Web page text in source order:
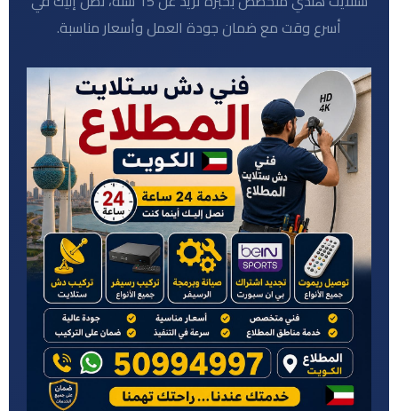
أسرع وقت مع ضمان جودة العمل وأسعار مناسبة.